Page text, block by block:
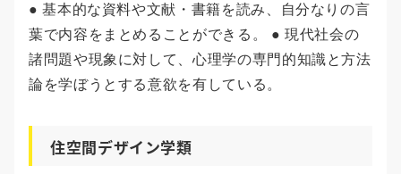
● 基本的な資料や文献・書籍を読み、自分なりの言
葉で内容をまとめることができる。 ● 現代社会の
諸問題や現象に対して、心理学の専門的知識と方法
論を学ぼうとする意欲を有している。
住空間デザイン学類